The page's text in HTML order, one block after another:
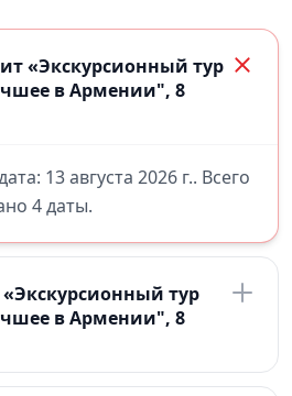
«Экскурсионный тур
в Армении", 8
13 августа 2026 г.. Всего
4 даты.
«Экскурсионный тур
в Армении", 8